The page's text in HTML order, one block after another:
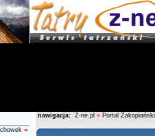
»
nawigacja: Z-ne.pl » Portal Zakopiański